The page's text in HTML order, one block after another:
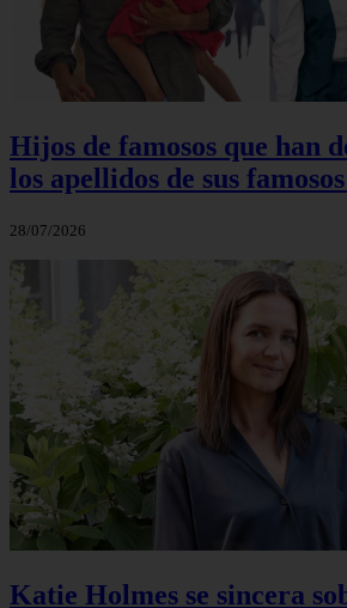
Hijos de famosos que han
los apellidos de sus
28/07/2026
Katie Holmes se sincera